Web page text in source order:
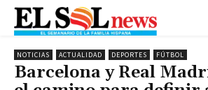
NOTICIAS ACTUALIDAD DEPORTES FÚTBOL
Barcelona y Real